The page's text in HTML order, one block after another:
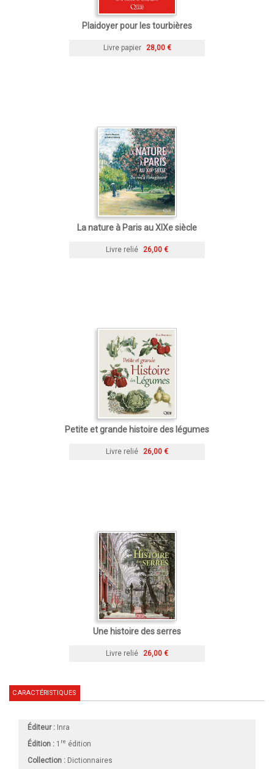
Plaidoyer pour les tourbières
Livre papier 28,00 €
La nature à Paris au XIXe siècle
Livre relié 26,00 €
Petite et grande histoire des légumes
Livre relié 26,00 €
Une histoire des serres
Livre relié 26,00 €
CARACTÉRISTIQUES
Éditeur : Inra
Édition : 1 re édition
Collection : Dictionnaires